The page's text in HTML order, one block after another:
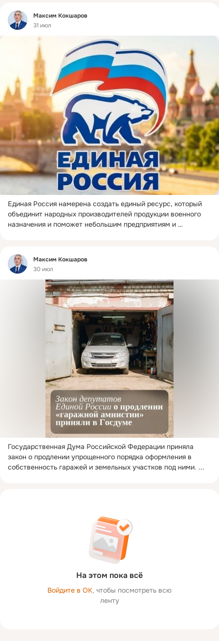
Фид
Максим Кокшаров
31 июл
Единая Россия намерена создать единый ресурс, который
объединит народных производителей продукции военного
назначения и поможет небольшим предприятиям и
Фид
Максим Кокшаров
30 июл
Государственная Дума Российской Федерации приняла
закон о продлении упрощенного порядка оформления в
собственность гаражей и земельных участков под ними. ...
На этом пока всё
Войдите в ОК, чтобы посмотреть всю
ленту